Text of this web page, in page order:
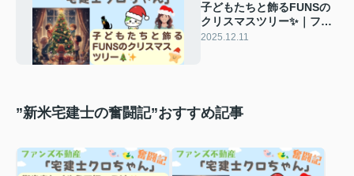
子どもたちと飾るFUNSの
クリスマスツリー✨｜ファ
ンズ不動産「宅建士クロち
2025.12.11
”新米宅建士の奮闘記”おすすめ記事